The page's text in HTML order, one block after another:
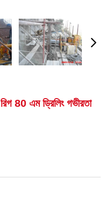
রিগ 80 এম ড্রিলিং গভীরতা